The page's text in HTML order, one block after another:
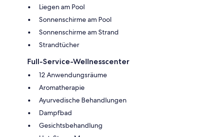
Liegen am Pool
Sonnenschirme am Pool
Sonnenschirme am Strand
Strandtücher
Full-Service-Wellnesscenter
12 Anwendungsräume
Aromatherapie
Ayurvedische Behandlungen
Dampfbad
Gesichtsbehandlung